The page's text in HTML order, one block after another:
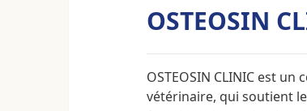
OSTEOSIN
OSTEOSIN CLINIC est
vétérinaire, qui soutient